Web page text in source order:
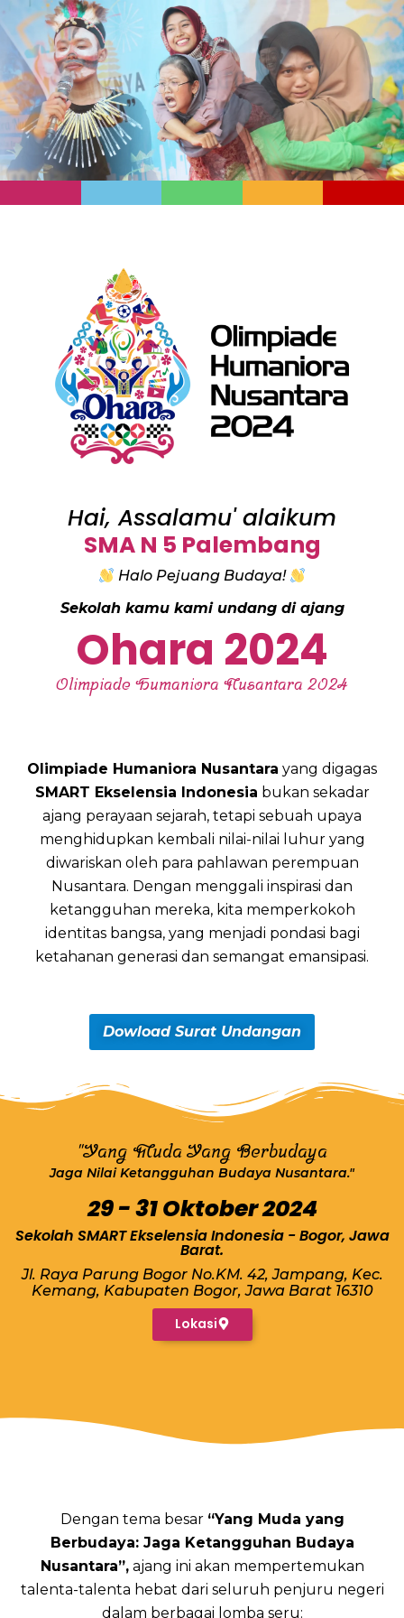
Hai, Assalamu' alaikum
SMA N 5 Palembang
Halo Pejuang Budaya!
Sekolah kamu kami undang di ajang
Ohara 2024
Olimpiade Humaniora Nusantara 2024
Olimpiade Humaniora Nusantara yang digagas
SMART Ekselensia Indonesia bukan sekadar
ajang perayaan sejarah, tetapi sebuah upaya
menghidupkan kembali nilai-nilai luhur yang
diwariskan oleh para pahlawan perempuan
Nusantara. Dengan menggali inspirasi dan
ketangguhan mereka, kita memperkokoh
identitas bangsa, yang menjadi pondasi bagi
ketahanan generasi dan semangat emansipasi.
Dowload Surat Undangan
"Yang Muda Yang Berbudaya
Jaga Nilai Ketangguhan Budaya Nusantara."
29 - 31 Oktober 2024
Sekolah SMART Ekselensia Indonesia - Bogor, Jawa
Barat.
Jl. Raya Parung Bogor No.KM. 42, Jampang, Kec.
Kemang, Kabupaten Bogor, Jawa Barat 16310
Lokasi
Dengan tema besar “Yang Muda yang
Berbudaya: Jaga Ketangguhan Budaya
Nusantara”,ajang ini akan mempertemukan
talenta-talenta hebat dari seluruh penjuru negeri
dalam berbagai lomba seru: